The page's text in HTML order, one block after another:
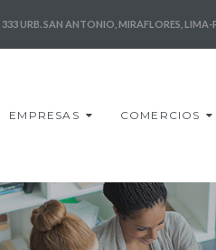
URB. SAN ANTONIO, MIRAFLORES, LIMA-
EMPRESAS COMERCIOS